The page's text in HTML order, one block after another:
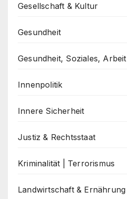
Gesellschaft & Kultur
Gesundheit
Gesundheit, Soziales, Arbeit
Innenpolitik
Innere Sicherheit
Justiz & Rechtsstaat
Kriminalität | Terrorismus
Landwirtschaft & Ernährung